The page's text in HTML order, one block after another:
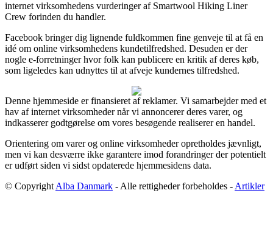
internet virksomhedens vurderinger af Smartwool Hiking Liner
Crew forinden du handler.
Facebook bringer dig lignende fuldkommen fine genveje til at få en
idé om online virksomhedens kundetilfredshed. Desuden er der
nogle e-forretninger hvor folk kan publicere en kritik af deres køb,
som ligeledes kan udnyttes til at afveje kundernes tilfredshed.
Denne hjemmeside er finansieret af reklamer. Vi samarbejder med et
hav af internet virksomheder når vi annoncerer deres varer, og
indkasserer godtgørelse om vores besøgende realiserer en handel.
Orientering om varer og online virksomheder opretholdes jævnligt,
men vi kan desværre ikke garantere imod forandringer der potentielt
er udført siden vi sidst opdaterede hjemmesidens data.
© Copyright Alba Danmark - Alle rettigheder forbeholdes - Artikler